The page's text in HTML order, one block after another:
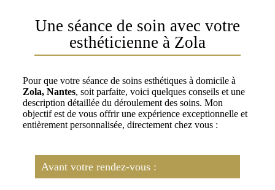
Une séance de soin avec votre
esthéticienne à Zola
Pour que votre séance de soins esthétiques à domicile à
Zola, Nantes, soit parfaite, voici quelques conseils et une
description détaillée du déroulement des soins. Mon
objectif est de vous offrir une expérience exceptionnelle et
entièrement personnalisée, directement chez vous :
Avant votre rendez-vous :